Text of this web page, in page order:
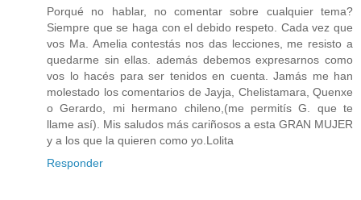
Porqué no hablar, no comentar sobre cualquier tema?
Siempre que se haga con el debido respeto. Cada vez que
vos Ma. Amelia contestás nos das lecciones, me resisto a
quedarme sin ellas. además debemos expresarnos como
vos lo hacés para ser tenidos en cuenta. Jamás me han
molestado los comentarios de Jayja, Chelistamara, Quenxe
o Gerardo, mi hermano chileno,(me permitís G. que te
llame así). Mis saludos más cariñosos a esta GRAN MUJER
y a los que la quieren como yo.Lolita
Responder